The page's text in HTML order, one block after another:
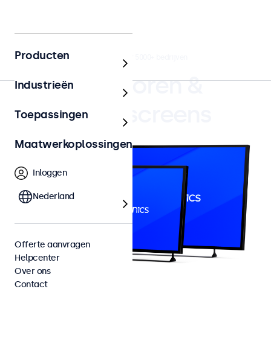
4.8/5 door 5000+ bedrijven
Monitoren &
Touchscreens
Producten
Industrieën
Toepassingen
Maatwerkoplossingen
Inloggen
Nederland
Offerte aanvragen
Helpcenter
Over ons
Contact